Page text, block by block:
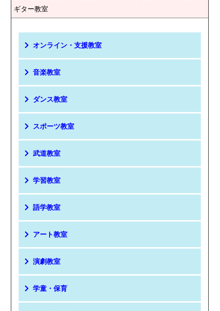
ギター教室
オンライン・支援教室
音楽教室
ダンス教室
スポーツ教室
武道教室
学習教室
語学教室
アート教室
演劇教室
学童・保育